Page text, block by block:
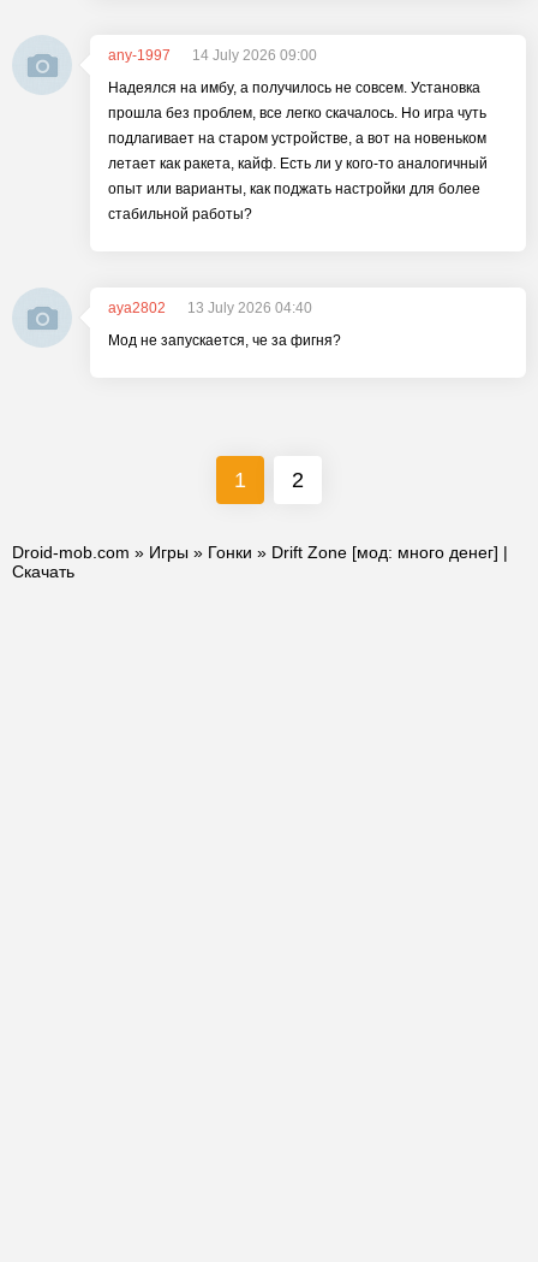
any-1997
14 July 2026 09:00
Надеялся на имбу, а получилось не совсем. Установка
прошла без проблем, все легко скачалось. Но игра чуть
подлагивает на старом устройстве, а вот на новеньком
летает как ракета, кайф. Есть ли у кого-то аналогичный
опыт или варианты, как поджать настройки для более
стабильной работы?
aya2802
13 July 2026 04:40
Мод не запускается, че за фигня?
1 2
Droid-mob.com » Игры » Гонки » Drift Zone [мод: много денег] |
Скачать